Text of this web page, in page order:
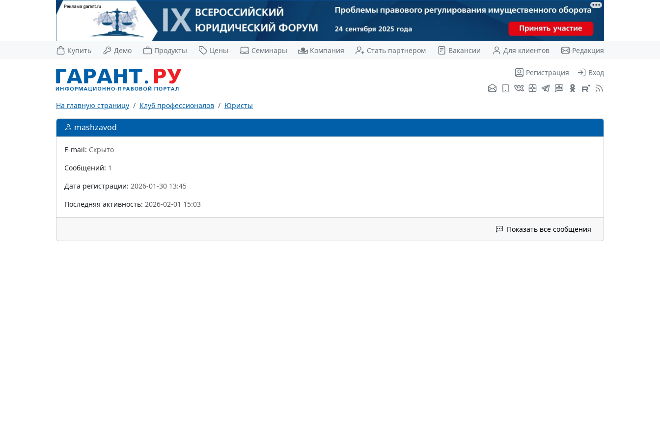
Купить Демо Продукты Цены Семинары Компания Стать партнером Вакансии Для клиентов Редакция
Регистрация Вход
На главную страницу Клуб профессионалов Юристы
mashzavod
E-mail: Скрыто
Сообщений: 1
Дата регистрации: 2026-01-30 13:45
Последняя активность: 2026-02-01 15:03
Показать все сообщения